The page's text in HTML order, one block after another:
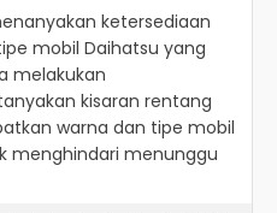
ketersediaan
mobil Daihatsu yang
melakukan
kisaran rentang
warna dan tipe mobil
menghindari menunggu